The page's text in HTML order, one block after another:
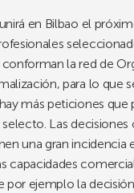
en Bilbao el
la red de
para lo que
más peticiones que
Las decisiones
una gran incidencia
capacidades
por ejemplo la